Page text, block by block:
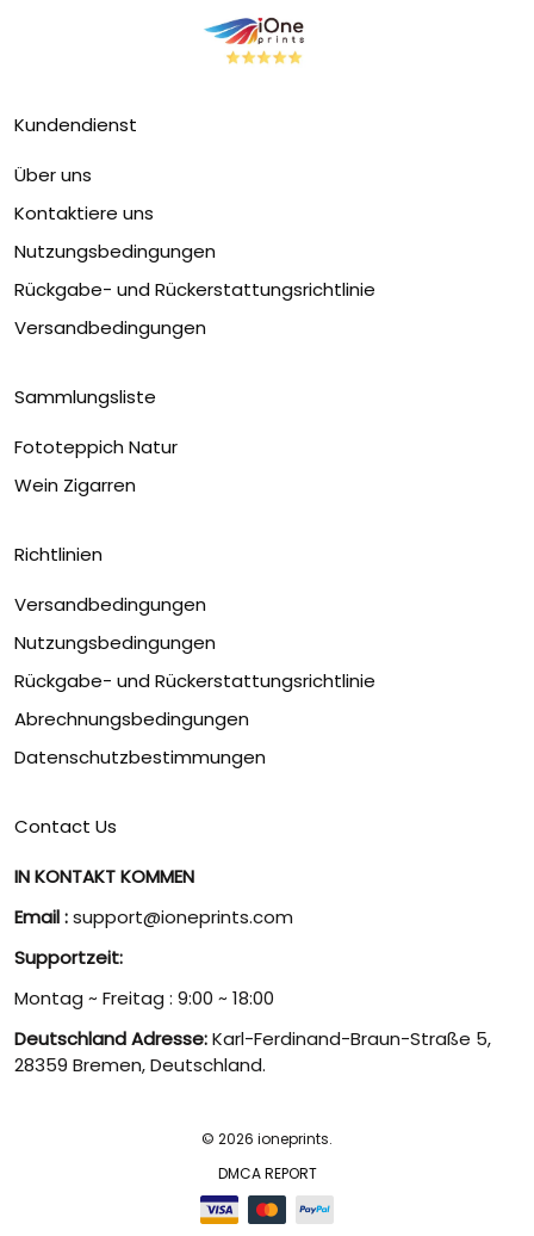
Kundendienst
Über uns
Kontaktiere uns
Nutzungsbedingungen
Rückgabe- und Rückerstattungsrichtlinie
Versandbedingungen
Sammlungsliste
Fototeppich Natur
Wein Zigarren
Richtlinien
Versandbedingungen
Nutzungsbedingungen
Rückgabe- und Rückerstattungsrichtlinie
Abrechnungsbedingungen
Datenschutzbestimmungen
Contact Us
IN KONTAKT KOMMEN
Email :support@ioneprints.com
Supportzeit:
Montag ~ Freitag : 9:00 ~ 18:00
Deutschland Adresse:Karl-Ferdinand-Braun-Straße 5,
28359 Bremen, Deutschland.
© 2026 ioneprints.
DMCA REPORT